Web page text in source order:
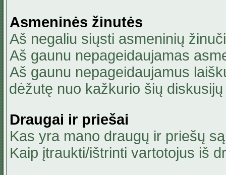
Asmeninės žinutės
Aš negaliu siųsti asmeninių
Aš gaunu nepageidaujamas
Aš gaunu nepageidaujamus
dėžutę nuo kažkurio šių
Draugai ir priešai
Kas yra mano draugų ir priešų
Kaip įtraukti/ištrinti vartotojus iš